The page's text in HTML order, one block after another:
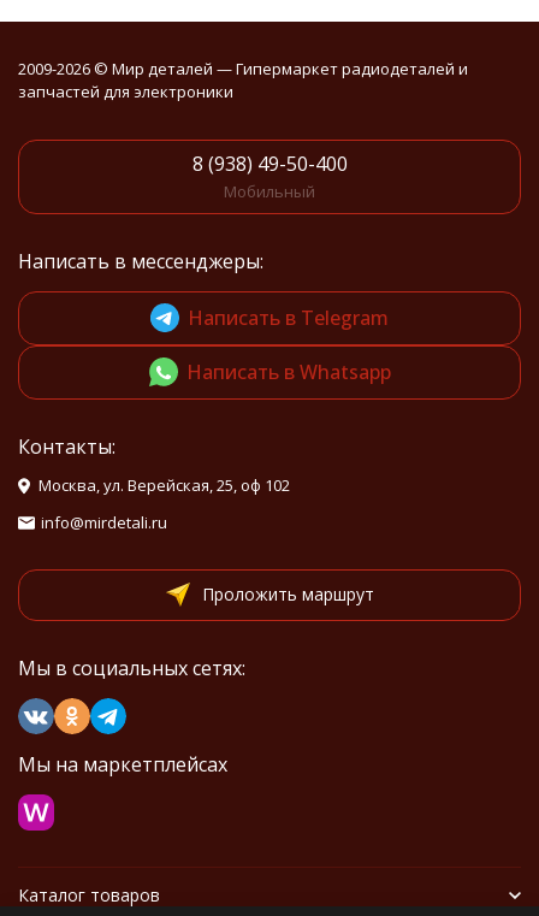
2009-2026 © Мир деталей — Гипермаркет радиодеталей и
запчастей для электроники
8 (938) 49-50-400
Мобильный
Написать в мессенджеры:
Написать в Telegram
Написать в Whatsapp
Контакты:
Москва, ул. Верейская, 25, оф 102
info@mirdetali.ru
Проложить маршрут
Мы в социальных сетях:
Мы на маркетплейсах
Каталог товаров